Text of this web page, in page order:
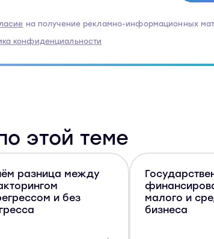
на получение рекламно-информационных
конфиденциальности
этой теме
разница между
и без
малого и
бизнеса